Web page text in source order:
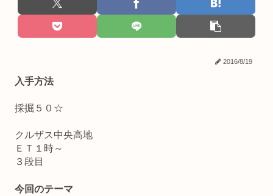
2016/8/19
入手方法
採掘５０☆
クルザス中央高地
ＥＴ１時～
３段目
今回のテーマ